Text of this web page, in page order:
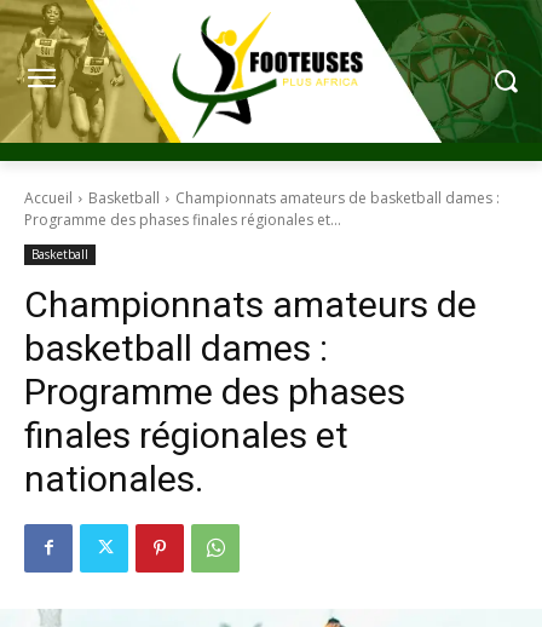
Accueil Basketball
Championnats amateurs de basketball dames :
Programme des phases finales régionales et...
Basketball
Championnats amateurs de
basketball dames :
Programme des phases
finales régionales et
nationales.